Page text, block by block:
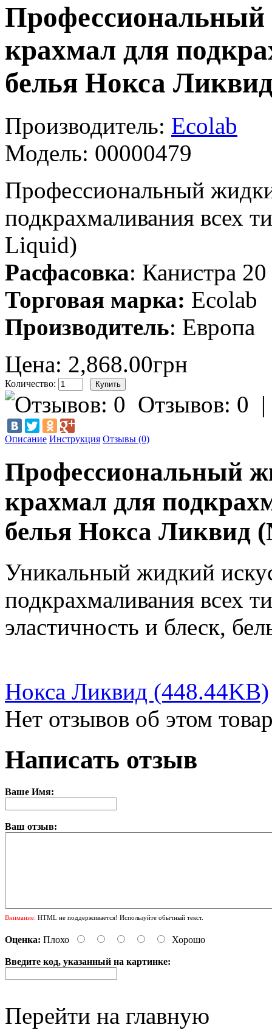
Профессиональный
крахмал для
белья Нокса
Производитель: Ecolab
Модель: 00000479
Профессиональный
подкрахмаливания всех
Liquid)
Расфасовка: Канистра 20
Торговая марка: Ecolab
Производитель: Европа
Цена: 2,868.00грн
Количество:
Отзывов: 0
Описание Инструкция Отзывы (0)
Профессиональный
крахмал для
белья Нокса Ликвид
Уникальный жидкий
подкрахмаливания всех
эластичность и блеск,
Нокса Ликвид (448.44KB)
Нет отзывов об этом
Написать отзыв
Ваше Имя:
Ваш отзыв:
Внимание: HTML не поддерживается! Используйте обычный текст.
Оценка: Плохо Хорошо
Введите код, указанный на картинке:
Перейти на главную